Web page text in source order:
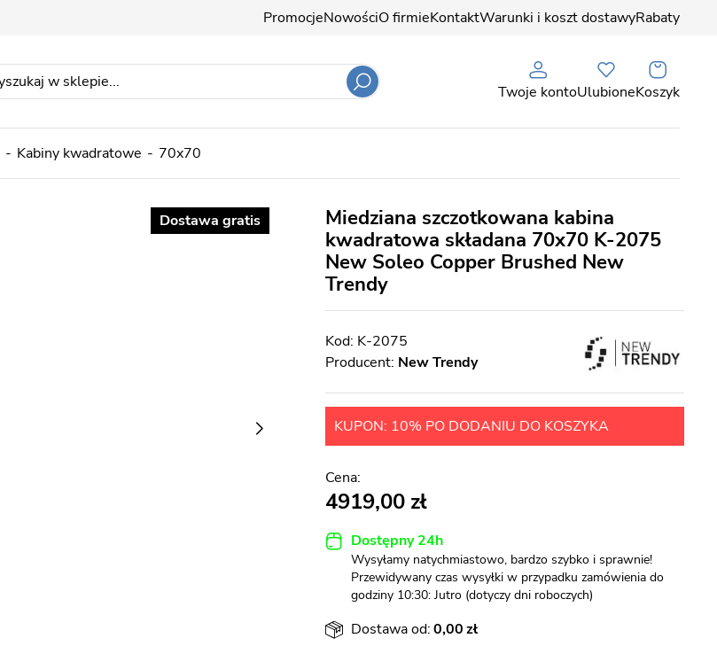
PromocjeNowościO firmieKontaktWarunki i koszt dostawyRabaty
Twoje kontoUlubioneKoszyk
Kabiny kwadratowe 70x70
Dostawa gratis
Miedziana szczotkowana kabina
kwadratowa składana 70x70 K-2075
New Soleo Copper Brushed New
Trendy
K-2075
Producent: New Trendy
KUPON: 10% PO DODANIU DO KOSZYKA
4919,00
Dostępny 24h
Wysyłamy natychmiastowo, bardzo szybko i sprawnie!
Przewidywany czas wysyłki w przypadku zamówienia do
godziny 10:30: Jutro (dotyczy dni roboczych)
Dostawa od:0,00